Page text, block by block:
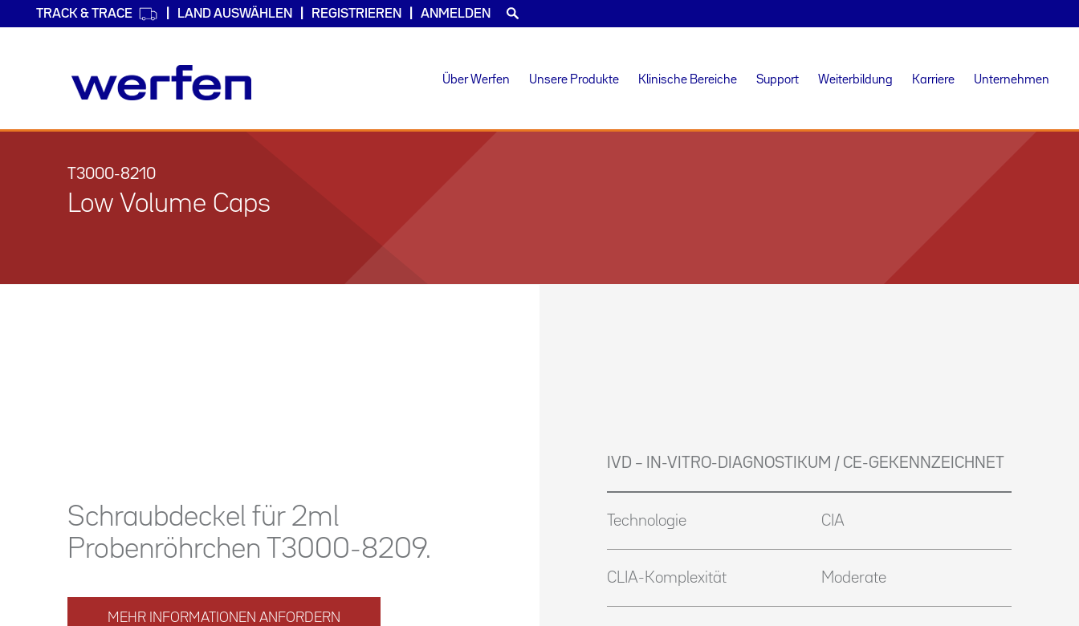
TRACK & TRACE LAND AUSWÄHLEN REGISTRIEREN ANMELDEN
Über Werfen Unsere Produkte Klinische Bereiche Support Weiterbildung Karriere Unternehmen
T3000-8210
Low Volume Caps
Schraubdeckel für 2ml
Probenröhrchen T3000-8209.
MEHR INFORMATIONEN ANFORDERN
IVD – IN-VITRO-DIAGNOSTIKUM / CE-GEKENNZEICHNET
Technologie CIA
CLIA-Komplexität Moderate